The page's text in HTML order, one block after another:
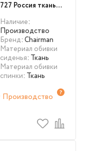
727 Россия ткань
OS-08 серая
(CH7122796)
Наличие:
Производство
Бренд: Chairman
Материал обивки
сиденья: Ткань
Материал обивки
спинки: Ткань
Производство